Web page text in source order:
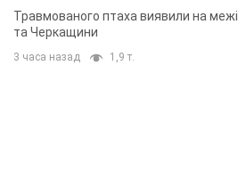
Травмованого птаха виявили на
та Черкащини
3 часа назад 1,9 т.